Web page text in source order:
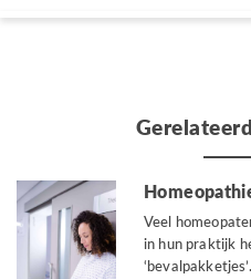
Veel
in hun praktijk